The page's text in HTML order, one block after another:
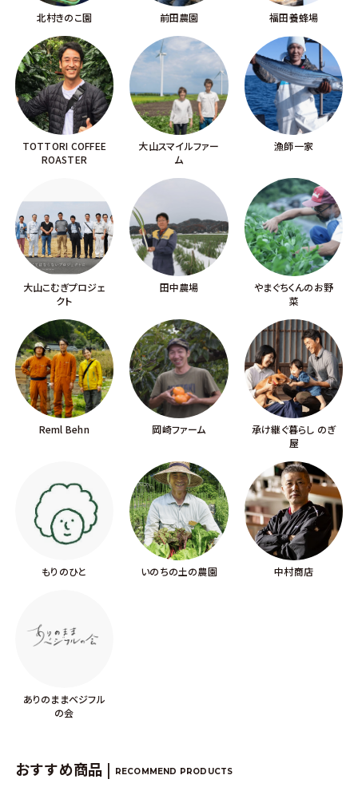
北村きのこ園 前田農園 福田養蜂場
TOTTORI COFFEE
ROASTER
大山スマイルファー
ム
漁師一家
大山こむぎプロジェ
クト
田中農場
やまぐちくんのお野
菜
Reml Behn 岡崎ファーム
承け継ぐ暮らし のぎ
屋
もりのひと いのちの土の農園 中村商店
ありのままベジフル
の会
おすすめ商品 | RECOMMEND PRODUCTS